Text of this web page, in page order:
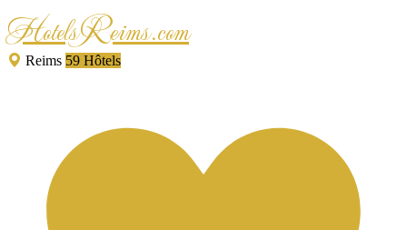
HotelsReims.com
Reims 59 Hôtels